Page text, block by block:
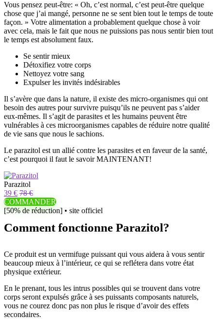
Vous pensez peut-être: « Oh, c’est normal, c’est peut-être quelque
chose que j’ai mangé, personne ne se sent bien tout le temps de toute
façon. » Votre alimentation a probablement quelque chose à voir
avec cela, mais le fait que nous ne puissions pas nous sentir bien tout
le temps est absolument faux.
Se sentir mieux
Détoxifiez votre corps
Nettoyez votre sang
Expulser les invités indésirables
Il s’avère que dans la nature, il existe des micro-organismes qui ont
besoin des autres pour survivre puisqu’ils ne peuvent pas s’aider
eux-mêmes. Il s’agit de parasites et les humains peuvent être
vulnérables à ces microorganismes capables de réduire notre qualité
de vie sans que nous le sachions.
Le parazitol est un allié contre les parasites et en faveur de la santé,
c’est pourquoi il faut le savoir MAINTENANT!
Parazitol
39 € 78 €
COMMANDER
[50% de réduction] • site officiel
Comment fonctionne Parazitol?
Ce produit est un vermifuge puissant qui vous aidera à vous sentir
beaucoup mieux à l’intérieur, ce qui se reflétera dans votre état
physique extérieur.
En le prenant, tous les intrus possibles qui se trouvent dans votre
corps seront expulsés grâce à ses puissants composants naturels,
vous ne courez donc pas non plus le risque d’avoir des effets
secondaires.